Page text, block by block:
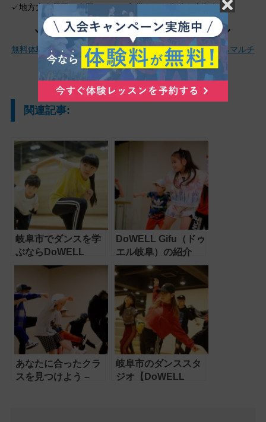
✓地方大会優勝や全国レベルの入賞をした生徒も多数在籍
＼今なら体験料が無料、見学もOK！／
無料体験レッスンを予約する|岐阜市のダンススクールならマルチ
スタジオのドゥエル岐阜
関連記事:
岐阜市でダンスを学
ぶならDoWELL
Gifu（ドゥエル岐
性を広げる場所
DoWELL Gifu（ドゥ
エル岐阜）の紹介
あなたに合ったクラ
スを見つけよう –
岐阜市のダンススタ
ジオ【DoWELL